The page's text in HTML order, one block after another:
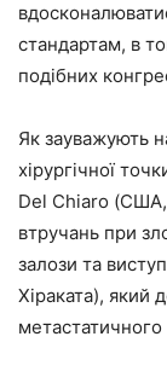
стандартам, в
подібних
Як зауважують
хірургічної
Del Chiaro (США,
втручань при
залози та
Хіраката), який
метастатичного